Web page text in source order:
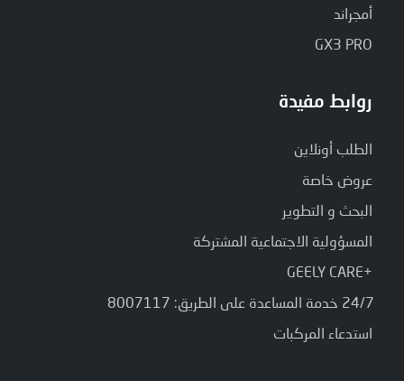
أمجراند
GX3 PRO
روابط مفيدة
الطلب أونلاين
عروض خاصة
البحث و التطوير
المسؤولية الاجتماعية المشتركة
+GEELY CARE
24/7 خدمة المساعدة على الطريق: 8007117
استدعاء المركبات